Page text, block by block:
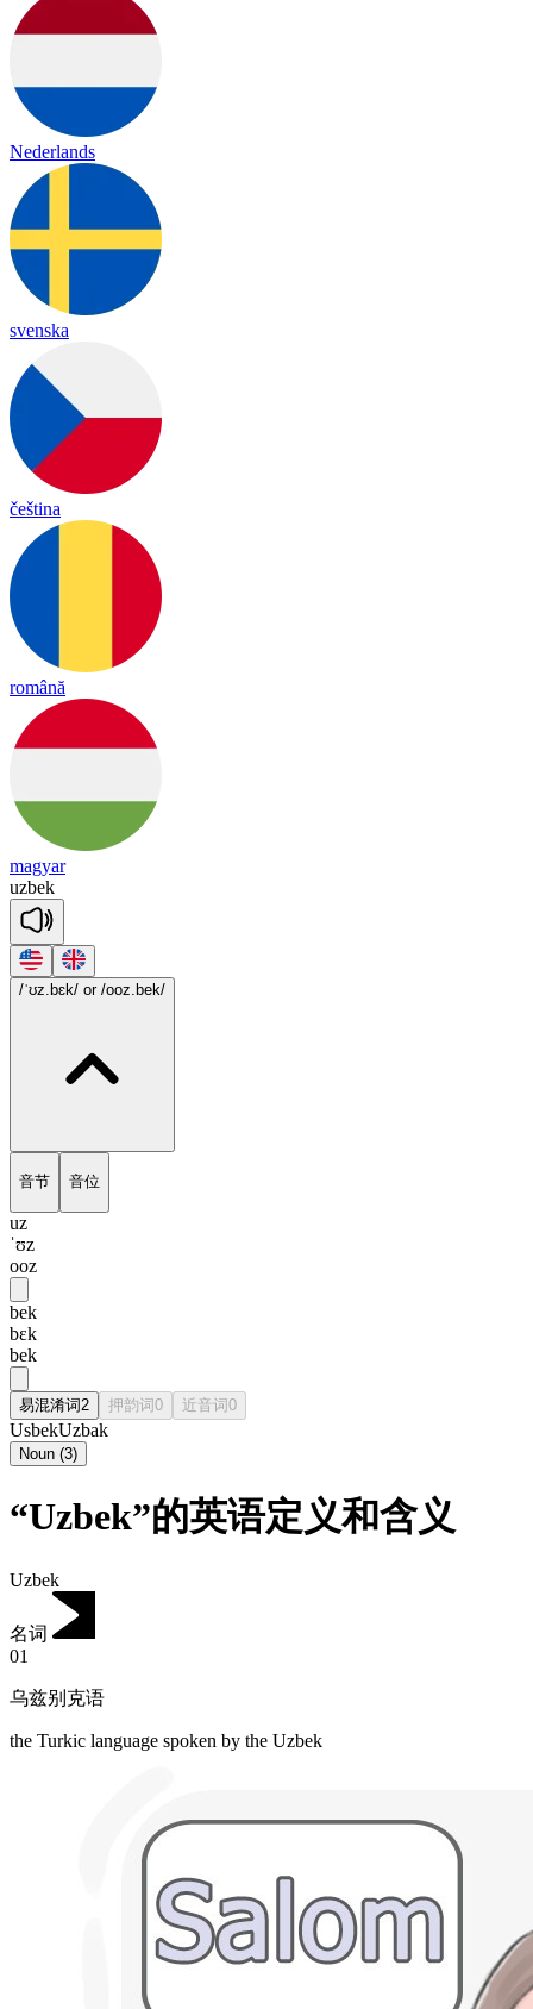
Nederlands
svenska
čeština
română
magyar
uzbek
/ˈʊz.bɛk/ or /ooz.bek/
音节 音位
uz
ˈʊz
ooz
bek
bɛk
bek
易混淆词2 押韵词0 近音词0
UsbekUzbak
Noun (3)
“Uzbek”的英语定义和含义
Uzbek
名词
01
乌兹别克语
the Turkic language spoken by the Uzbek